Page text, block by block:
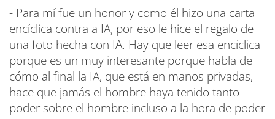
- Para mí fue un honor y como él hizo una carta
encíclica contra a IA, por eso le hice el regalo de
una foto hecha con IA. Hay que leer esa encíclica
porque es un muy interesante porque habla de
cómo al final la IA, que está en manos privadas,
hace que jamás el hombre haya tenido tanto
poder sobre el hombre incluso a la hora de poder